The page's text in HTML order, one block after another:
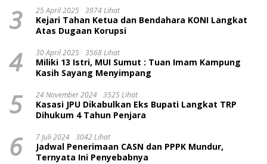
3 25 April 2025 3974 Lihat
Kejari Tahan Ketua dan Bendahara KONI Langkat
Atas Dugaan Korupsi
4 30 April 2025 3568 Lihat
Miliki 13 Istri, MUI Sumut : Tuan Imam Kampung
Kasih Sayang Menyimpang
5 24 November 2024 3525 Lihat
Kasasi JPU Dikabulkan Eks Bupati Langkat TRP
Dihukum 4 Tahun Penjara
6 7 Juli 2024 3042 Lihat
Jadwal Penerimaan CASN dan PPPK Mundur,
Ternyata Ini Penyebabnya